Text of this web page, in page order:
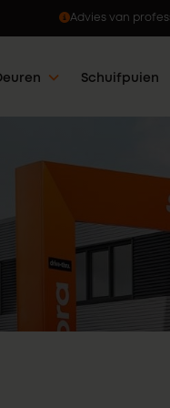
Advies van professionals
Schuifpuien